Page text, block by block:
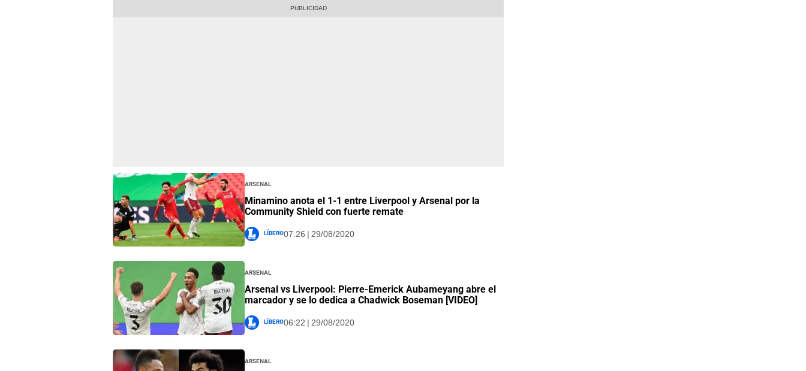
Arsenal
Minamino anota el 1-1 entre Liverpool y Arsenal por la
Community Shield con fuerte remate
Líbero07:26 | 29/08/2020
Arsenal
Arsenal vs Liverpool: Pierre-Emerick Aubameyang abre el
marcador y se lo dedica a Chadwick Boseman [VIDEO]
Líbero06:22 | 29/08/2020
Arsenal